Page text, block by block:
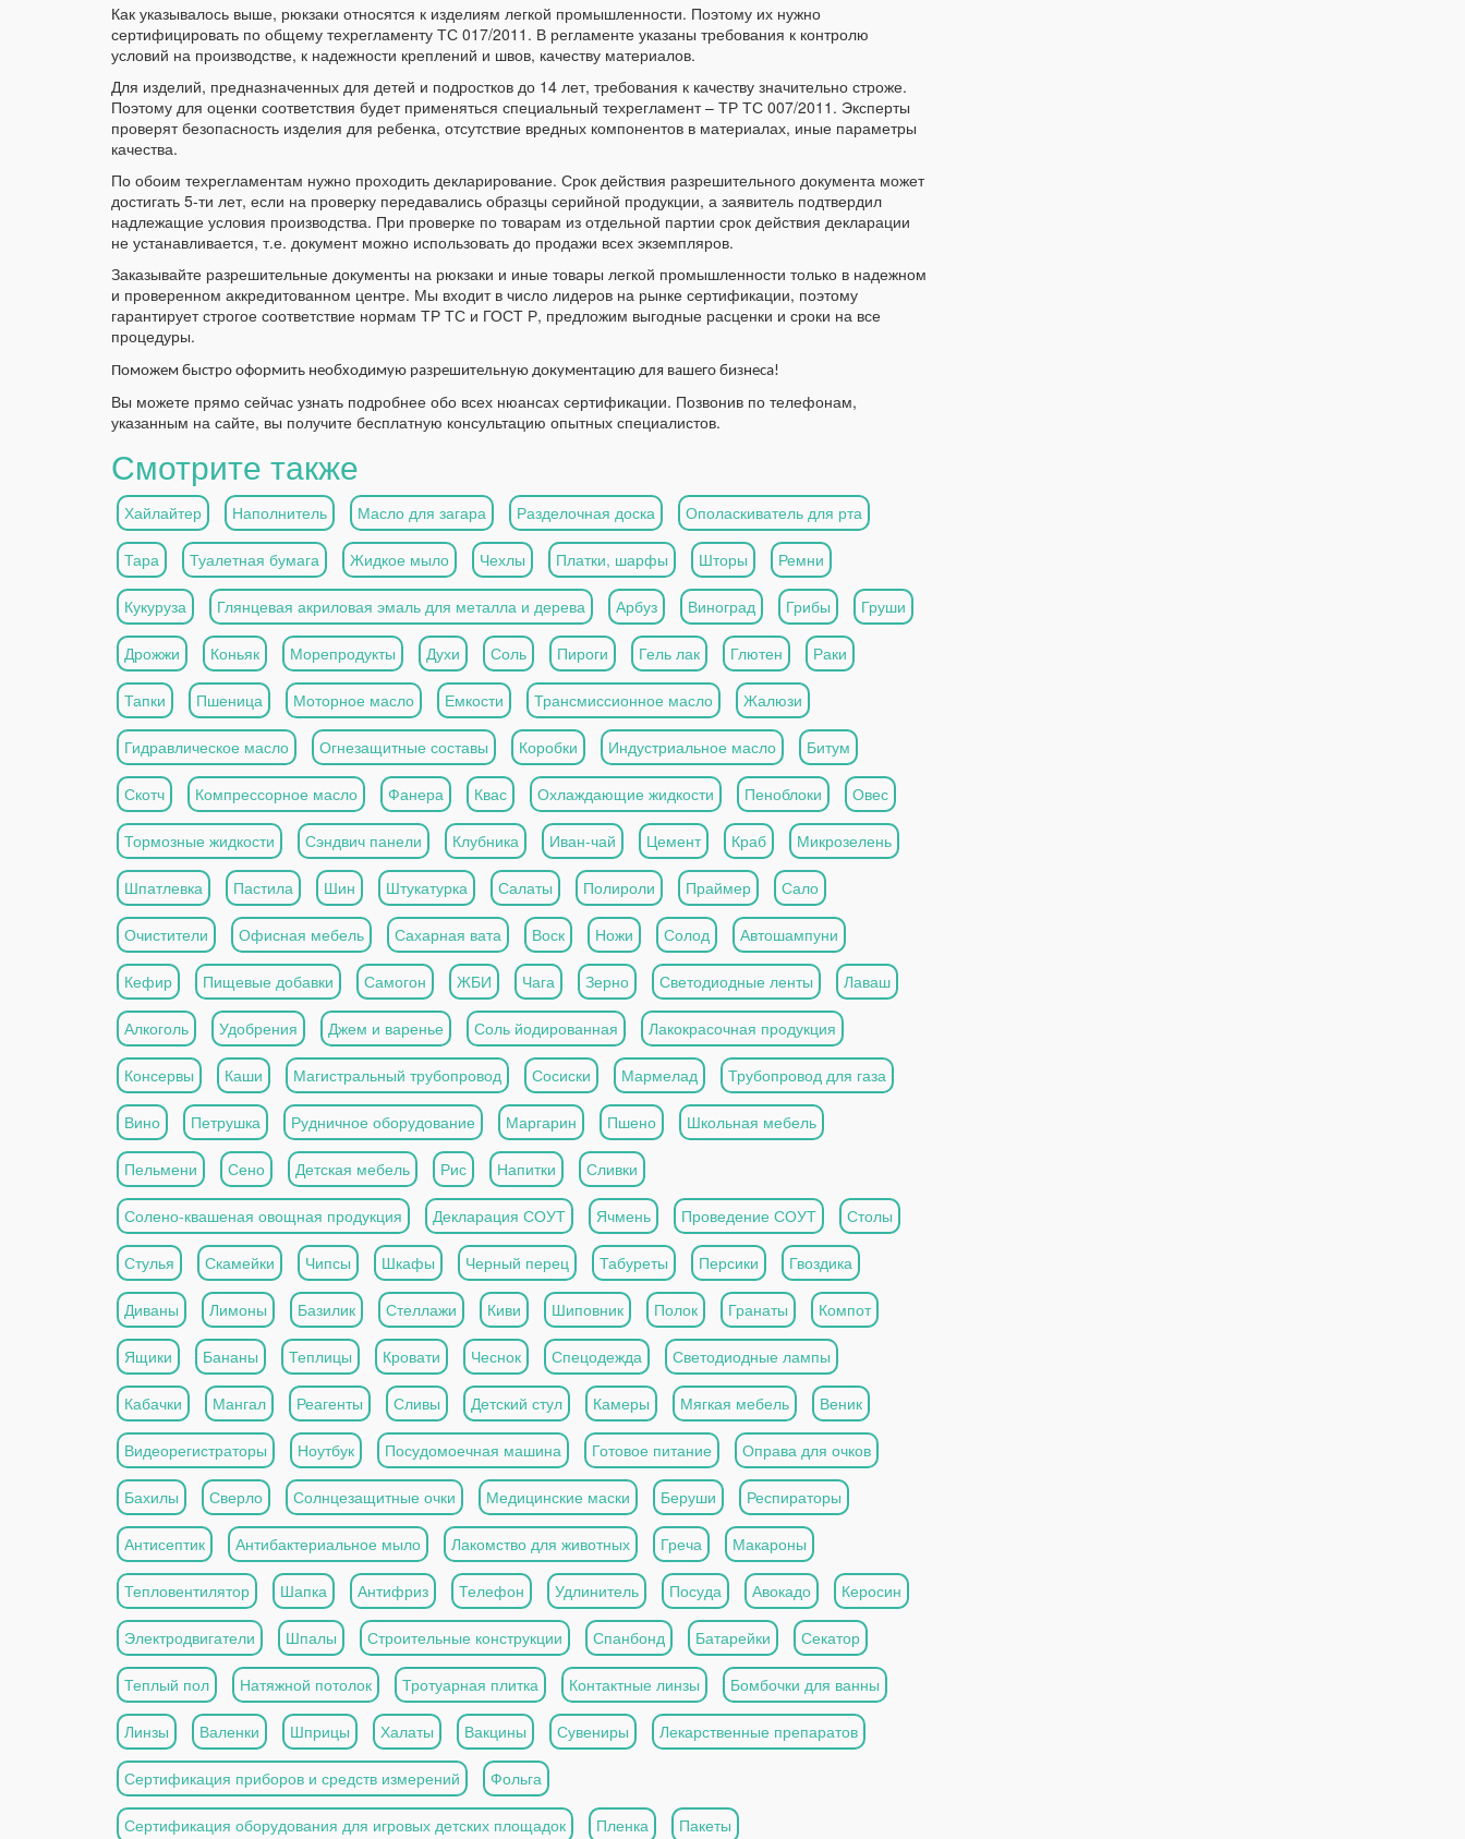
Как указывалось выше, рюкзаки относятся к изделиям легкой промышленности. Поэтому их нужно
сертифицировать по общему техрегламенту ТС 017/2011. В регламенте указаны требования к контролю
условий на производстве, к надежности креплений и швов, качеству материалов.
Для изделий, предназначенных для детей и подростков до 14 лет, требования к качеству значительно строже.
Поэтому для оценки соответствия будет применяться специальный техрегламент – ТР ТС 007/2011. Эксперты
проверят безопасность изделия для ребенка, отсутствие вредных компонентов в материалах, иные параметры
качества.
По обоим техрегламентам нужно проходить декларирование. Срок действия разрешительного документа может
достигать 5-ти лет, если на проверку передавались образцы серийной продукции, а заявитель подтвердил
надлежащие условия производства. При проверке по товарам из отдельной партии срок действия декларации
не устанавливается, т.е. документ можно использовать до продажи всех экземпляров.
Заказывайте разрешительные документы на рюкзаки и иные товары легкой промышленности только в надежном
и проверенном аккредитованном центре. Мы входит в число лидеров на рынке сертификации, поэтому
гарантирует строгое соответствие нормам ТР ТС и ГОСТ Р, предложим выгодные расценки и сроки на все
процедуры.
Поможем быстро оформить необходимую разрешительную документацию для вашего бизнеса!
Вы можете прямо сейчас узнать подробнее обо всех нюансах сертификации. Позвонив по телефонам,
указанным на сайте, вы получите бесплатную консультацию опытных специалистов.
Смотрите также
Хайлайтер Наполнитель Масло для загара Разделочная доска Ополаскиватель для рта
Тара Туалетная бумага Жидкое мыло Чехлы Платки, шарфы Шторы Ремни
Кукуруза Глянцевая акриловая эмаль для металла и дерева Арбуз Виноград Грибы Груши
Дрожжи Коньяк Морепродукты Духи Соль Пироги Гель лак Глютен Раки
Тапки Пшеница Моторное масло Емкости Трансмиссионное масло Жалюзи
Гидравлическое масло Огнезащитные составы Коробки Индустриальное масло Битум
Скотч Компрессорное масло Фанера Квас Охлаждающие жидкости Пеноблоки Овес
Тормозные жидкости Сэндвич панели Клубника Иван-чай Цемент Краб Микрозелень
Шпатлевка Пастила Шин Штукатурка Салаты Полироли Праймер Сало
Очистители Офисная мебель Сахарная вата Воск Ножи Солод Автошампуни
Кефир Пищевые добавки Самогон ЖБИ Чага Зерно Светодиодные ленты Лаваш
Алкоголь Удобрения Джем и варенье Соль йодированная Лакокрасочная продукция
Консервы Каши Магистральный трубопровод Сосиски Мармелад Трубопровод для газа
Вино Петрушка Рудничное оборудование Маргарин Пшено Школьная мебель
Пельмени Сено Детская мебель Рис Напитки Сливки
Солено-квашеная овощная продукция Декларация СОУТ Ячмень Проведение СОУТ Столы
Стулья Скамейки Чипсы Шкафы Черный перец Табуреты Персики Гвоздика
Диваны Лимоны Базилик Стеллажи Киви Шиповник Полок Гранаты Компот
Ящики Бананы Теплицы Кровати Чеснок Спецодежда Светодиодные лампы
Кабачки Мангал Реагенты Сливы Детский стул Камеры Мягкая мебель Веник
Видеорегистраторы Ноутбук Посудомоечная машина Готовое питание Оправа для очков
Бахилы Сверло Солнцезащитные очки Медицинские маски Беруши Респираторы
Антисептик Антибактериальное мыло Лакомство для животных Греча Макароны
Тепловентилятор Шапка Антифриз Телефон Удлинитель Посуда Авокадо Керосин
Электродвигатели Шпалы Строительные конструкции Спанбонд Батарейки Секатор
Теплый пол Натяжной потолок Тротуарная плитка Контактные линзы Бомбочки для ванны
Линзы Валенки Шприцы Халаты Вакцины Сувениры Лекарственные препаратов
Сертификация приборов и средств измерений Фольга
Сертификация оборудования для игровых детских площадок Пленка Пакеты